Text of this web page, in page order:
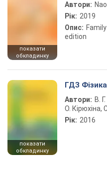
показати
обкладинку
Автори:
Рік: 2019
Опис:
edition
показати
обкладинку
ГДЗ
Автори: В.
О. Кірюхіна,
Рік: 2016